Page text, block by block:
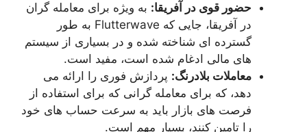
حضور قوی در آفریقا: به ویژه برای معامله گران
در آفریقا، جایی که Flutterwave به طور
گسترده ای شناخته شده و در بسیاری از سیستم
های مالی ادغام شده است، مفید است.
معاملات بلادرنگ: پردازش فوری را ارائه می
دهد، که برای معامله گرانی که برای استفاده از
فرصت های بازار باید به سرعت حساب های خود
را تامین کنند، بسیار مهم است.